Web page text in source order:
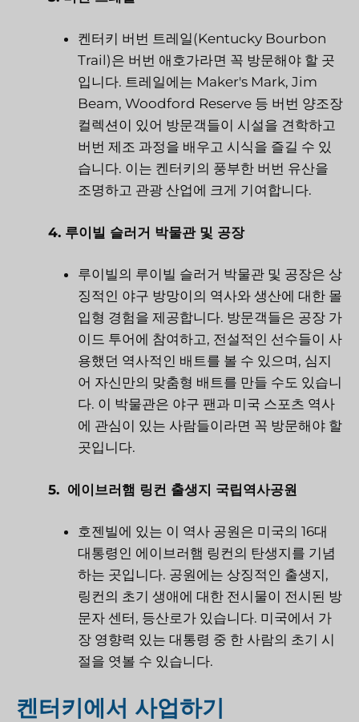
켄터키 버번 트레일(Kentucky Bourbon
Trail)은 버번 애호가라면 꼭 방문해야 할 곳
입니다. 트레일에는 Maker's Mark, Jim
Beam, Woodford Reserve 등 버번 양조장
컬렉션이 있어 방문객들이 시설을 견학하고
버번 제조 과정을 배우고 시식을 즐길 수 있
습니다. 이는 켄터키의 풍부한 버번 유산을
조명하고 관광 산업에 크게 기여합니다.
4. 루이빌 슬러거 박물관 및 공장
루이빌의 루이빌 슬러거 박물관 및 공장은 상
징적인 야구 방망이의 역사와 생산에 대한 몰
입형 경험을 제공합니다. 방문객들은 공장 가
이드 투어에 참여하고, 전설적인 선수들이 사
용했던 역사적인 배트를 볼 수 있으며, 심지
어 자신만의 맞춤형 배트를 만들 수도 있습니
다. 이 박물관은 야구 팬과 미국 스포츠 역사
에 관심이 있는 사람들이라면 꼭 방문해야 할
곳입니다.
5. 에이브러햄 링컨 출생지 국립역사공원
호젠빌에 있는 이 역사 공원은 미국의 16대
대통령인 에이브러햄 링컨의 탄생지를 기념
하는 곳입니다. 공원에는 상징적인 출생지,
링컨의 초기 생애에 대한 전시물이 전시된 방
문자 센터, 등산로가 있습니다. 미국에서 가
장 영향력 있는 대통령 중 한 사람의 초기 시
절을 엿볼 수 있습니다.
켄터키에서 사업하기